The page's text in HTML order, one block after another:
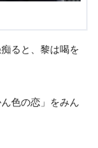
ると、黎は喝を
色の恋」をみん